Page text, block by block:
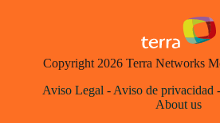
Copyright 2026 Terra Networks
Aviso Legal - Aviso de privacidad -
About us